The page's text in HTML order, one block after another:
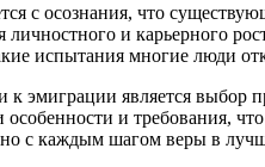
с осознания, что
и карьерного
испытания многие люди
эмиграции является выбор
и требования,
но с каждым шагом веры в